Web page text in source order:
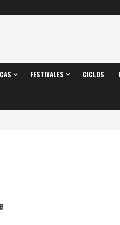
FESTIVALES CICLOS